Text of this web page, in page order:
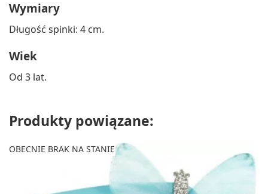
Wymiary
Długość spinki: 4 cm.
Wiek
Od 3 lat.
Produkty powiązane:
OBECNIE BRAK NA STANIE